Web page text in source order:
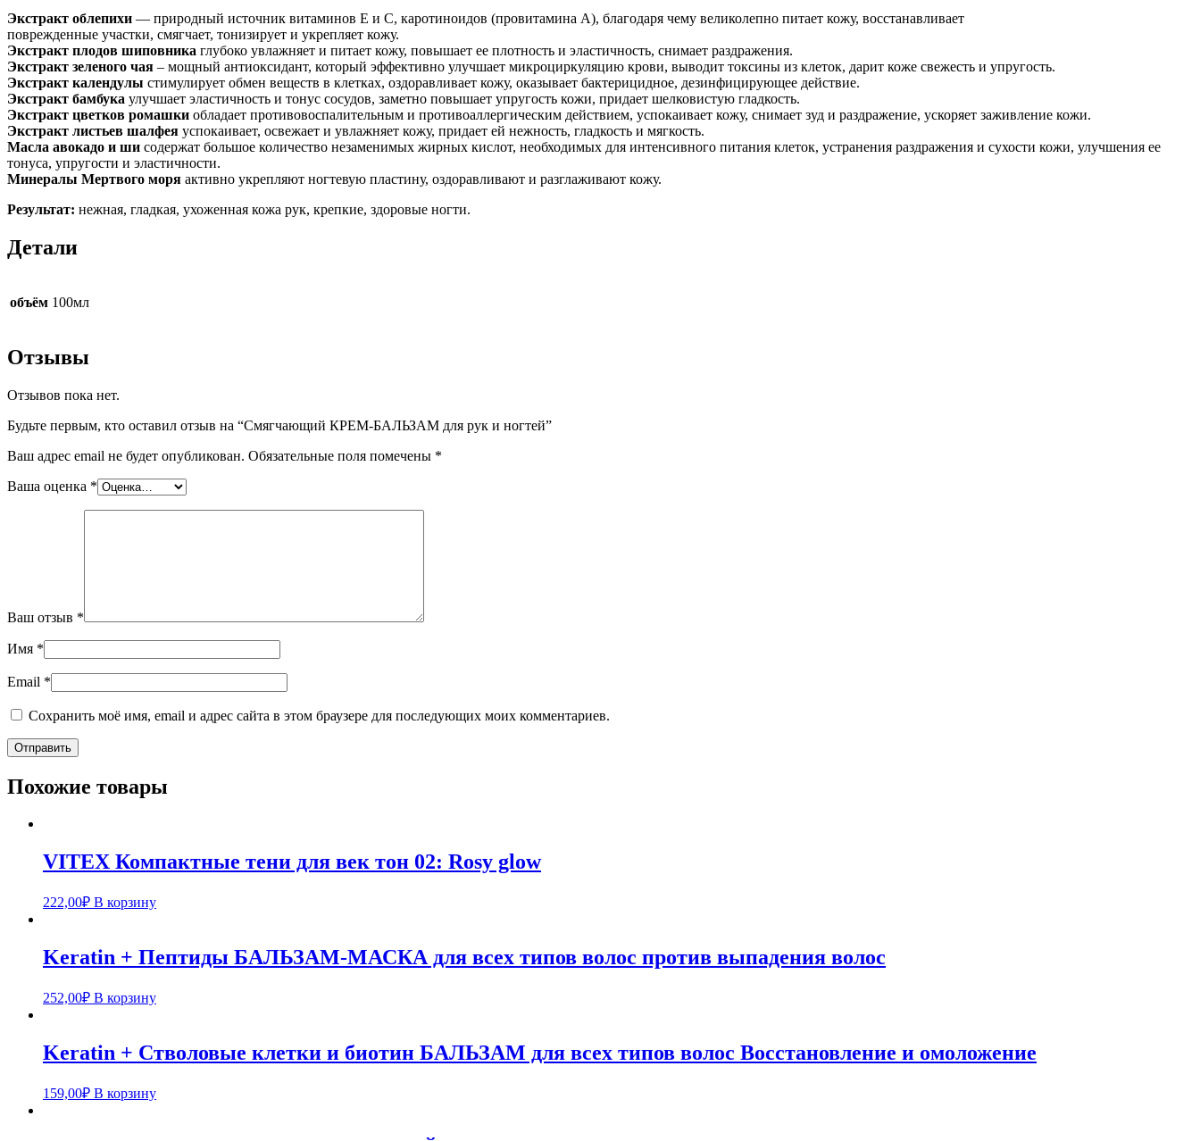
Экстракт облепихи — природный источник витаминов Е и С, каротиноидов (провитамина А), благодаря чему великолепно питает кожу, восстанавливает
поврежденные участки, смягчает, тонизирует и укрепляет кожу.
Экстракт плодов шиповника глубоко увлажняет и питает кожу, повышает ее плотность и эластичность, снимает раздражения.
Экстракт зеленого чая – мощный антиоксидант, который эффективно улучшает микроциркуляцию крови, выводит токсины из клеток, дарит коже свежесть и упругость.
Экстракт календулы стимулирует обмен веществ в клетках, оздоравливает кожу, оказывает бактерицидное, дезинфицирующее действие.
Экстракт бамбука улучшает эластичность и тонус сосудов, заметно повышает упругость кожи, придает шелковистую гладкость.
Экстракт цветков ромашки обладает противовоспалительным и противоаллергическим действием, успокаивает кожу, снимает зуд и раздражение, ускоряет заживление кожи.
Экстракт листьев шалфея успокаивает, освежает и увлажняет кожу, придает ей нежность, гладкость и мягкость.
Масла авокадо и ши содержат большое количество незаменимых жирных кислот, необходимых для интенсивного питания клеток, устранения раздражения и сухости кожи, улучшения ее
тонуса, упругости и эластичности.
Минералы Мертвого моря активно укрепляют ногтевую пластину, оздоравливают и разглаживают кожу.
Результат: нежная, гладкая, ухоженная кожа рук, крепкие, здоровые ногти.
Детали
объём 100мл
Отзывы
Отзывов пока нет.
Будьте первым, кто оставил отзыв на “Смягчающий КРЕМ-БАЛЬЗАМ для рук и ногтей”
Ваш адрес email не будет опубликован. Обязательные поля помечены *
Ваша оценка *
Ваш отзыв *
Имя *
Email *
Сохранить моё имя, email и адрес сайта в этом браузере для последующих моих комментариев.
Похожие товары
VITEX Компактные тени для век тон 02: Rosy glow
222,00₽ В корзину
Keratin + Пептиды БАЛЬЗАМ-МАСКА для всех типов волос против выпадения волос
252,00₽ В корзину
Keratin + Стволовые клетки и биотин БАЛЬЗАМ для всех типов волос Восстановление и омоложение
159,00₽ В корзину